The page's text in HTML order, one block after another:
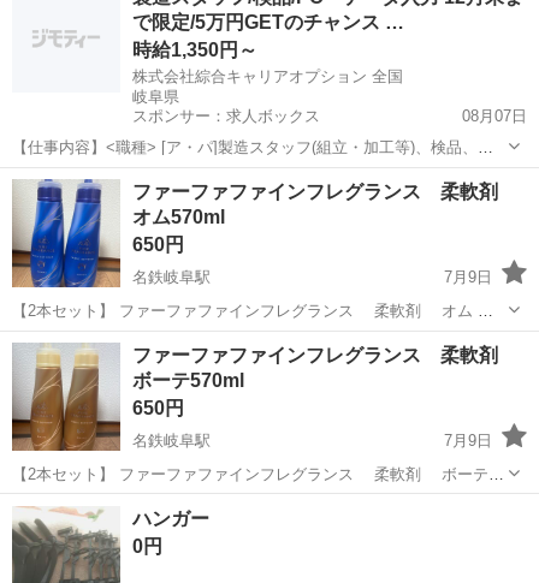
で限定/5万円GETのチャンス …
時給1,350円～
株式会社綜合キャリアオプション 全国
岐阜県
スポンサー：求人ボックス
08月07日
【仕事内容】<職種> [ア・パ]製造スタッフ(組立・加工等)、検品、デ
ータ入力、タイピング(PC・パソコン・インターネット) <雇用形態>
アルバイト・パート <給与> [ア・パ]時給1,350円～ 交通費:一部支給
日払いOK!...
アルバイト・パート
ファーファファインフレグランス 柔軟剤
オム570ml
650円
名鉄岐阜駅
7月9日
【2本セット】 ファーファファインフレグランス 柔軟剤 オム ク
リスタルムスクの香り 内容量570ml 未開封、未使用 送料等の負担がな
いため安い単価で設定しております。 平日夜20時頃のお渡しが可能で
す。 土日祝...
岐阜 岐阜市 洗濯用品 セット
ファーファファインフレグランス 柔軟剤
ボーテ570ml
650円
名鉄岐阜駅
7月9日
【2本セット】 ファーファファインフレグランス 柔軟剤 ボーテ
プライムフローラルの香り 内容量570ml 未開封、未使用 送料等の負担
がないため安い単価で設定しております。 平日夜20時頃のお渡しが可
能です。 土...
岐阜 岐阜市 名鉄岐阜駅
ハンガー
0円